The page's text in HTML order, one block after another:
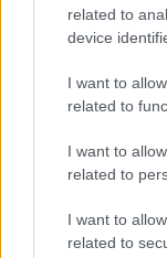
related to
device
I want to
related to
I want to
related to
I want to
related to
Ελλάδα|